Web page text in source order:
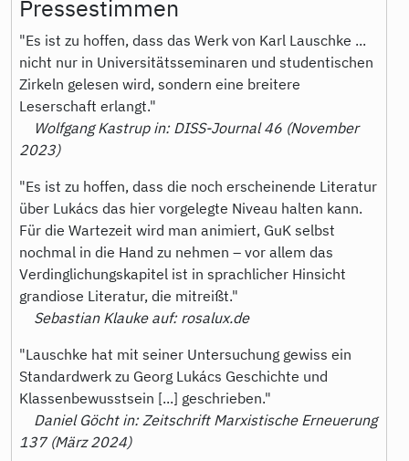
Pressestimmen
"Es ist zu hoffen, dass das Werk von Karl Lauschke ...
nicht nur in Universitätsseminaren und studentischen
Zirkeln gelesen wird, sondern eine breitere
Leserschaft erlangt."
Wolfgang Kastrup in: DISS-Journal 46 (November
2023)
"Es ist zu hoffen, dass die noch erscheinende Literatur
über Lukács das hier vorgelegte Niveau halten kann.
Für die Wartezeit wird man animiert, GuK selbst
nochmal in die Hand zu nehmen – vor allem das
Verdinglichungskapitel ist in sprachlicher Hinsicht
grandiose Literatur, die mitreißt."
Sebastian Klauke auf: rosalux.de
"Lauschke hat mit seiner Untersuchung gewiss ein
Standardwerk zu Georg Lukács Geschichte und
Klassenbewusstsein [...] geschrieben."
Daniel Göcht in: Zeitschrift Marxistische Erneuerung
137 (März 2024)